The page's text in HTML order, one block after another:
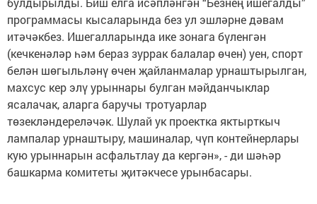
программасы кысаларында без ул эшләрне дәвам
итәчәкбез. Ишегалларында ике зонага бүленгән
(кечкенәләр һәм бераз зуррак балалар өчен) уен, спорт
белән шөгыльләнү өчен җайланмалар урнаштырылган,
махсус кер элү урыннары булган мәйданчыклар
ясалачак, аларга баручы тротуарлар
төзекләндереләчәк. Шулай ук проектка яктырткыч
лампалар урнаштыру, машиналар, чүп контейнерлары
кую урыннарын асфальтлау да кергән», - ди шәһәр
башкарма комитеты җитәкчесе урынбасары.